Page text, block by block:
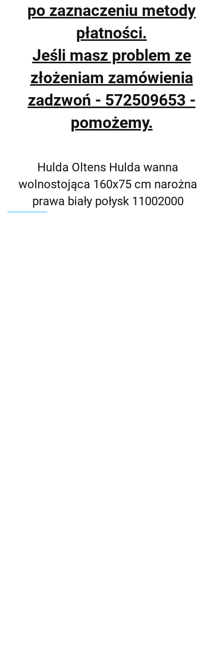
po zaznaczeniu metody
płatności.
Jeśli masz problem ze
złożeniam zamówienia
zadzwoń - 572509653 -
pomożemy.
Hulda Oltens Hulda wanna
wolnostojąca 160x75 cm narożna
prawa biały połysk 11002000